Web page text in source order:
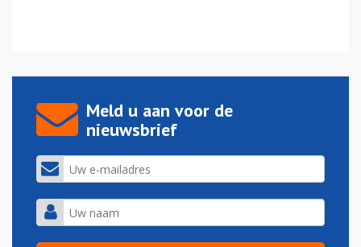
Meld u aan voor de
nieuwsbrief